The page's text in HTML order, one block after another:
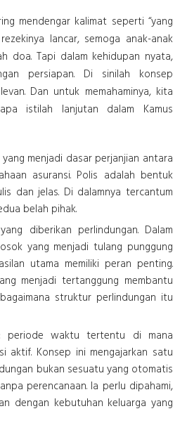
mendengar kalimat seperti “yang
lancar, semoga anak-anak
doa. Tapi dalam kehidupan nyata,
persiapan. Di sinilah konsep
Dan untuk memahaminya, kita
istilah lanjutan dalam Kamus
menjadi dasar perjanjian antara
asuransi. Polis adalah bentuk
dan jelas. Di dalamnya tercantum
belah pihak.
diberikan perlindungan. Dalam
yang menjadi tulang punggung
utama memiliki peran penting.
menjadi tertanggung membantu
struktur perlindungan itu
periode waktu tertentu di mana
aktif. Konsep ini mengajarkan satu
bukan sesuatu yang otomatis
perencanaan. Ia perlu dipahami,
dengan kebutuhan keluarga yang